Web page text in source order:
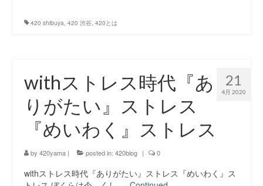
420 shibuya 420 渋谷 420とは
21
4月 2020
withストレス時代『あ
りがたい』ストレス
『めいわく』ストレス
by 420yama | posted in: 420blog | 0
withストレス時代『ありがたい』ストレス『めいわく』ス